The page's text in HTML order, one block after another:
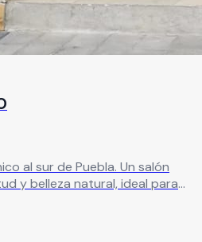
al sur de Puebla. Un salón
y belleza natural, ideal para